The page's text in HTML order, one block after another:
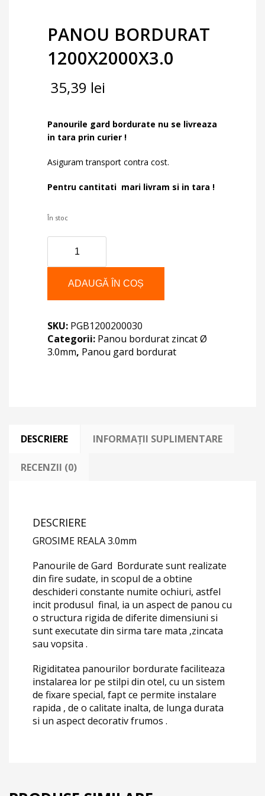
PANOU BORDURAT
1200X2000X3.0
35,39 lei
Panourile gard bordurate nu se livreaza
in tara prin curier !
Asiguram transport contra cost.
Pentru cantitati mari livram si in tara !
În stoc
PANOU
BORDURAT
1200X2000X3.0
ADAUGĂ ÎN COȘ
SKU: PGB1200200030
Categorii: Panou bordurat zincat Ø
3.0mm, Panou gard bordurat
DESCRIERE INFORMAȚII SUPLIMENTARE
RECENZII (0)
DESCRIERE
GROSIME REALA 3.0mm
Panourile de Gard Bordurate sunt realizate
din fire sudate, in scopul de a obtine
deschideri constante numite ochiuri, astfel
incit produsul final, ia un aspect de panou cu
o structura rigida de diferite dimensiuni si
sunt executate din sirma tare mata ,zincata
sau vopsita .
Rigiditatea panourilor bordurate faciliteaza
instalarea lor pe stilpi din otel, cu un sistem
de fixare special, fapt ce permite instalare
rapida , de o calitate inalta, de lunga durata
si un aspect decorativ frumos .